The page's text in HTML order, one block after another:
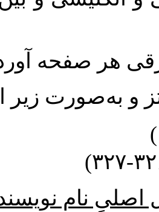
هر صفحه
و به‌صورت
نام